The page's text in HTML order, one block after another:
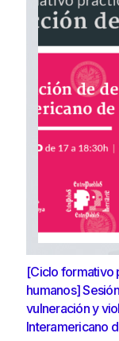
[Ciclo formativo
humanos]
vulneración y
Interamericano